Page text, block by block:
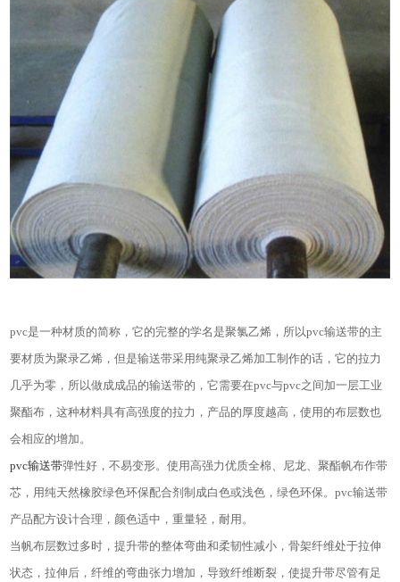
pvc是一种材质的简称，它的完整的学名是聚氯乙烯，所以pvc输送带的主
要材质为聚录乙烯，但是输送带采用纯聚录乙烯加工制作的话，它的拉力
几乎为零，所以做成成品的输送带的，它需要在pvc与pvc之间加一层工业
聚酯布，这种材料具有高强度的拉力，产品的厚度越高，使用的布层数也
会相应的增加。
pvc输送带弹性好，不易变形。使用高强力优质全棉、尼龙、聚酯帆布作带
芯，用纯天然橡胶绿色环保配合剂制成白色或浅色，绿色环保。pvc输送带
产品配方设计合理，颜色适中，重量轻，耐用。
当帆布层数过多时，提升带的整体弯曲和柔韧性减小，骨架纤维处于拉伸
状态，拉伸后，纤维的弯曲张力增加，导致纤维断裂，使提升带尽管有足